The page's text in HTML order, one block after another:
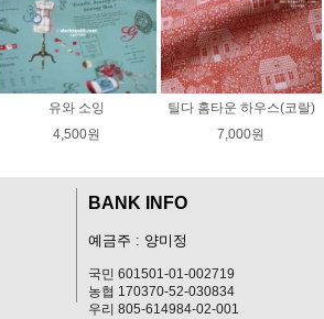
유와 소잉
4,500원
틸다 홈타운 하우스(코랄)
7,000원
BANK INFO
예금주 : 양미정
국민 601501-01-002719
농협 170370-52-030834
우리 805-614984-02-001